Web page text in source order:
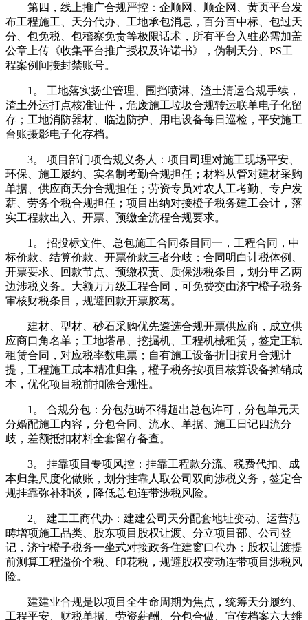
第四，线上推广合规严控：企顺网、顺企网、黄页平台发
布工程施工、天分代办、工地承包消息，百分百中标、包过天
分、包免税、包稽察免责等极限话术，所有平台入驻必需加盖
公章上传《收集平台推广授权及许诺书》，伪制天分、PS工
程案例间接封禁账号。
1。 工地落实扬尘管理、围挡喷淋、渣土清运合规手续，
渣土外运打点核准证件，危废施工垃圾合规转运联单电子化留
存；工地消防器材、临边防护、用电设备每日巡检，平安施工
台账摄影电子化存档。
3。 项目部门项合规义务人：项目司理对施工现场平安、
环保、施工履约、实名制考勤合规担任；材料从管对建材采购
单据、供应商天分合规担任；劳资专员对农人工考勤、专户发
薪、劳务个税合规担任；项目出纳对接橙子税务建工会计，落
实工程款出入、开票、预缴全流程合规要求。
1。 招投标文件、总包施工合同条目同一，工程合同，中
标价款、结算价款、开票价款三者分歧；合同明白计税体例、
开票要求、回款节点、预缴权责、质保涉税条目，划分甲乙两
边涉税义务。大额万万级工程合同，可免费交由济宁橙子税务
审核财税条目，规避回款开票胶葛。
建材、型材、砂石采购优先遴选合规开票供应商，成立供
应商口角名单；工地塔吊、挖掘机、工程机械租赁，签定正轨
租赁合同，对应税率数电票；自有施工设备折旧按月合规计
提，工程施工成本精准归集，橙子税务按项目核算设备摊销成
本，优化项目税前扣除合规性。
1。 合规分包：分包范畴不得超出总包许可，分包单元天
分婚配施工内容，分包合同、流水、单据、施工日记四流分
歧，差额抵扣材料全套留存备查。
3。 挂靠项目专项风控：挂靠工程款分流、税费代扣、成
本归集尺度化做账，划分挂靠人取公司双向涉税义务，签定合
规挂靠弥补和谈，降低总包连带涉税风险。
2。 建工工商代办：建建公司天分配套地址变动、运营范
畴增项施工品类、股东项目股权让渡、分立项目部、公司登
记，济宁橙子税务一坐式对接政务住建窗口代办；股权让渡提
前测算工程溢价个税、印花税，规避股权变动连带项目涉税风
险。
建建业合规是以项目全生命周期为焦点，统筹天分履约、
工程平安、财税单据、劳资薪酬、分包合做、宣传档案六大维